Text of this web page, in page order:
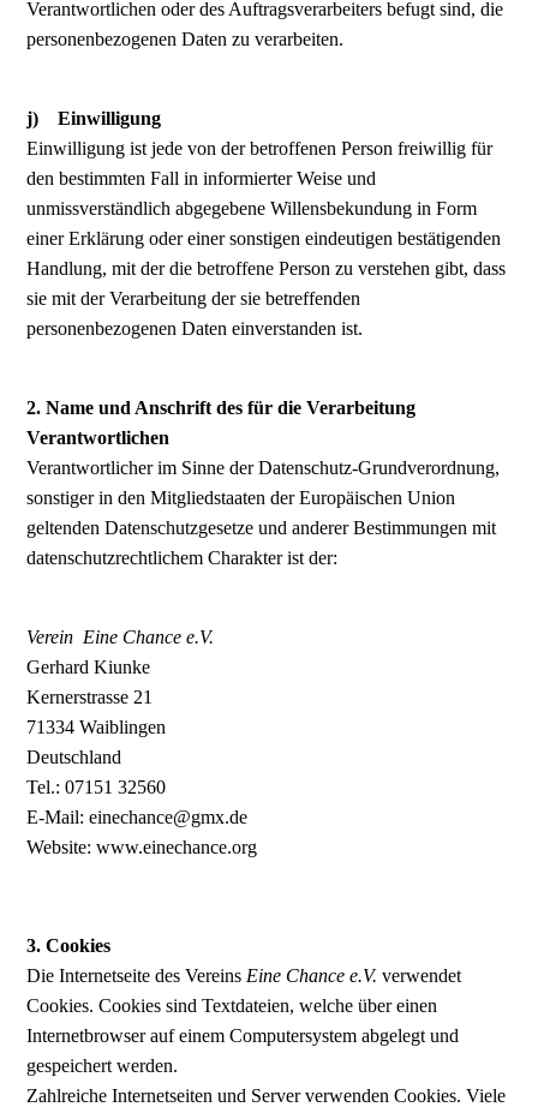
Verantwortlichen oder des Auftragsverarbeiters befugt sind, die
personenbezogenen Daten zu verarbeiten.
j) Einwilligung
Einwilligung ist jede von der betroffenen Person freiwillig für
den bestimmten Fall in informierter Weise und
unmissverständlich abgegebene Willensbekundung in Form
einer Erklärung oder einer sonstigen eindeutigen bestätigenden
Handlung, mit der die betroffene Person zu verstehen gibt, dass
sie mit der Verarbeitung der sie betreffenden
personenbezogenen Daten einverstanden ist.
2. Name und Anschrift des für die Verarbeitung
Verantwortlichen
Verantwortlicher im Sinne der Datenschutz-Grundverordnung,
sonstiger in den Mitgliedstaaten der Europäischen Union
geltenden Datenschutzgesetze und anderer Bestimmungen mit
datenschutzrechtlichem Charakter ist der:
Verein Eine Chance e.V.
Gerhard Kiunke
Kernerstrasse 21
71334 Waiblingen
Deutschland
Tel.: 07151 32560
E-Mail: einechance@gmx.de
Website: www.einechance.org
3. Cookies
Die Internetseite des Vereins Eine Chance e.V. verwendet
Cookies. Cookies sind Textdateien, welche über einen
Internetbrowser auf einem Computersystem abgelegt und
gespeichert werden.
Zahlreiche Internetseiten und Server verwenden Cookies. Viele